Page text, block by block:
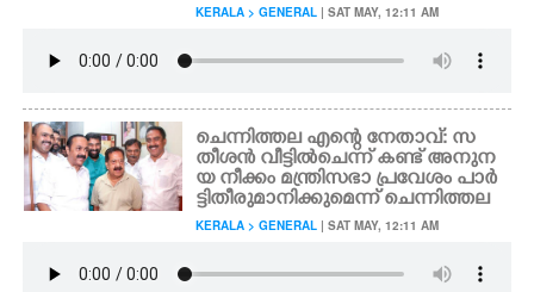
KERALA > GENERAL | SAT MAY, 12:11 AM
ചെന്നിത്തല എന്റെ നേതാവ്: സ
തീശൻ വീട്ടിൽചെന്ന് കണ്ട് അനുന
യ നീക്കം മന്ത്രിസഭാ പ്രവേശം പാർ
ട്ടി തീരുമാനിക്കുമെന്ന് ചെന്നിത്തല
KERALA > GENERAL | SAT MAY, 12:11 AM